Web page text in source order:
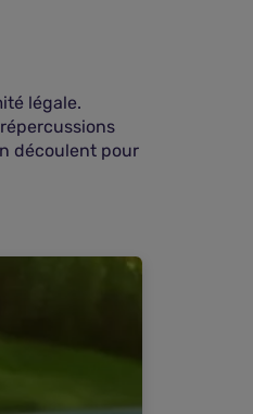
légale.
découlent pour